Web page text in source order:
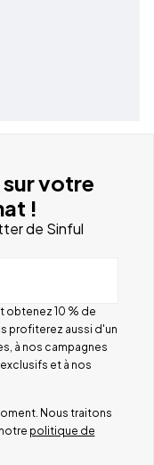
votre
!
de Sinful
obtenez 10 % de
profiterez aussi d'un
à nos campagnes
et à nos
Nous traitons
politique de